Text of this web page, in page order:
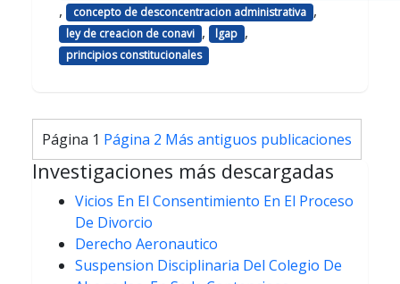
, concepto de desconcentracion administrativa ,
ley de creacion de conavi , lgap ,
principios constitucionales
Paginación
de
entradas
Página 1 Página 2 Más antiguos publicaciones
Investigaciones más descargadas
Vicios En El Consentimiento En El Proceso
De Divorcio
Derecho Aeronautico
Suspension Disciplinaria Del Colegio De